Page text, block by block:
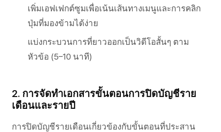
เพิ่มเอฟเฟกต์ซูมเพื่อเน้นเส้นทางเมนูและการคลิก
ปุ่มที่มองข้ามได้ง่าย
แบ่งกระบวนการที่ยาวออกเป็นวิดีโอสั้นๆ ตาม
หัวข้อ (5–10 นาที)
2. การจัดทำเอกสารขั้นตอนการปิดบัญชีราย
เดือนและรายปี
การปิดบัญชีรายเดือนเกี่ยวข้องกับขั้นตอนที่ประสาน